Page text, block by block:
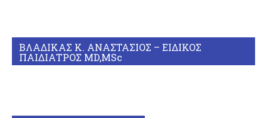
ΒΛΑΔΙΚΑΣ Κ. ΑΝΑΣΤΑΣΙΟΣ – ΕΙΔΙΚΟΣ
ΠΑΙΔΙΑΤΡΟΣ MD,MSc